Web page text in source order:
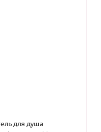
для душа